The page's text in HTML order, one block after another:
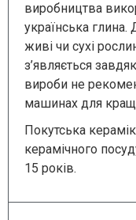
виробництва
українська
живі чи сухі
з’являється
вироби не
машинах для
Покутська
керамічного
15 років.